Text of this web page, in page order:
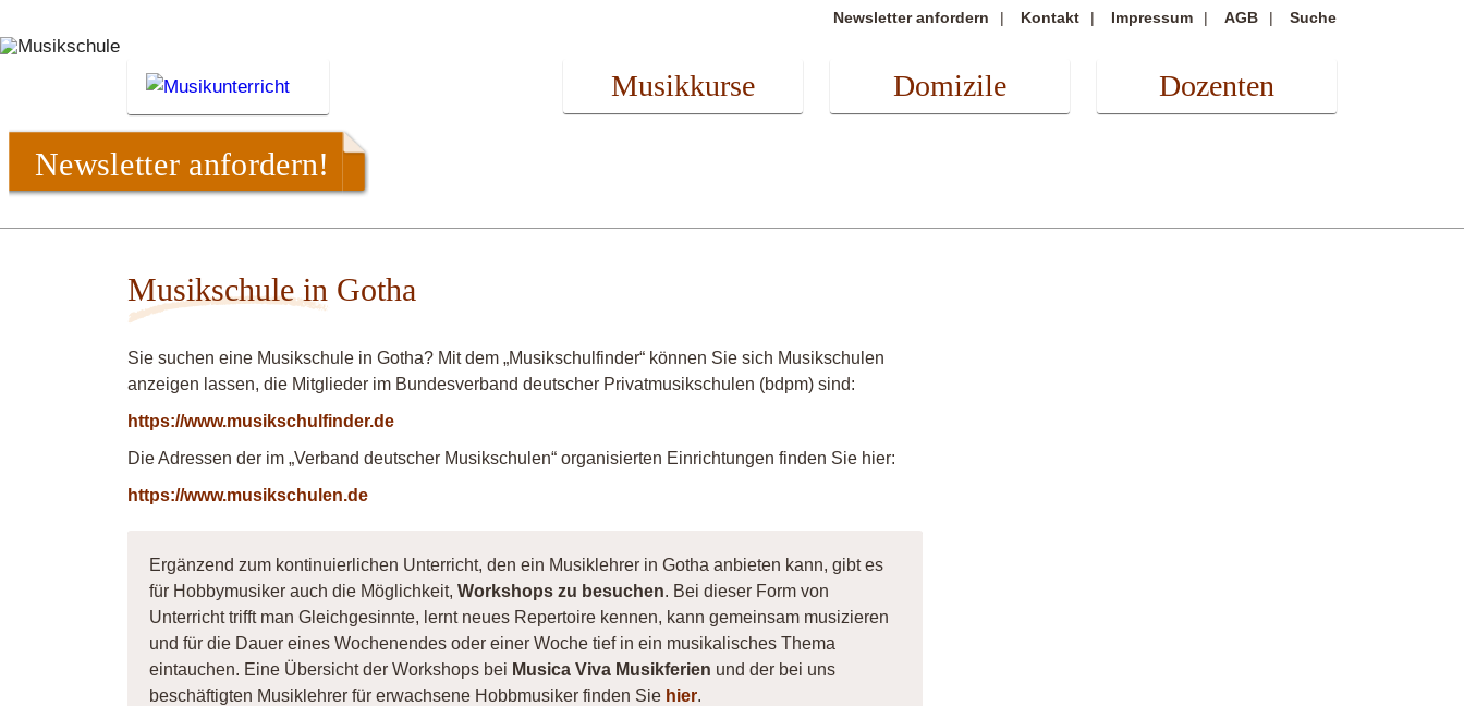
Newsletter anfordern Kontakt Impressum AGB Suche
Musikkurse Domizile Dozenten
Newsletter anfordern!
Musikschule in Gotha
Sie suchen eine Musikschule in Gotha? Mit dem „Musikschulfinder“ können Sie sich Musikschulen
anzeigen lassen, die Mitglieder im Bundesverband deutscher Privatmusikschulen (bdpm) sind:
https://www.musikschulfinder.de
Die Adressen der im „Verband deutscher Musikschulen“ organisierten Einrichtungen finden Sie hier:
https://www.musikschulen.de
Ergänzend zum kontinuierlichen Unterricht, den ein Musiklehrer in Gotha anbieten kann, gibt es
für Hobbymusiker auch die Möglichkeit, Workshops zu besuchen. Bei dieser Form von
Unterricht trifft man Gleichgesinnte, lernt neues Repertoire kennen, kann gemeinsam musizieren
und für die Dauer eines Wochenendes oder einer Woche tief in ein musikalisches Thema
eintauchen. Eine Übersicht der Workshops bei Musica Viva Musikferien und der bei uns
beschäftigten Musiklehrer für erwachsene Hobbmusiker finden Sie hier.